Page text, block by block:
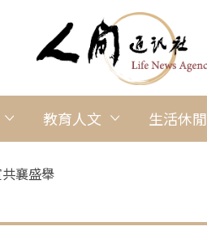
教育人文 生活休閒
襄盛舉